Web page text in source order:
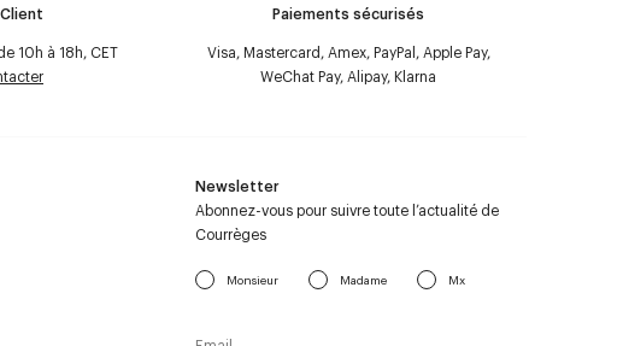
10h à 18h, CET
Paiements sécurisés
Visa, Mastercard, Amex, PayPal, Apple Pay,
WeChat Pay, Alipay, Klarna
Newsletter
Abonnez-vous pour suivre toute l’actualité de
Courrèges
Monsieur Madame Mx